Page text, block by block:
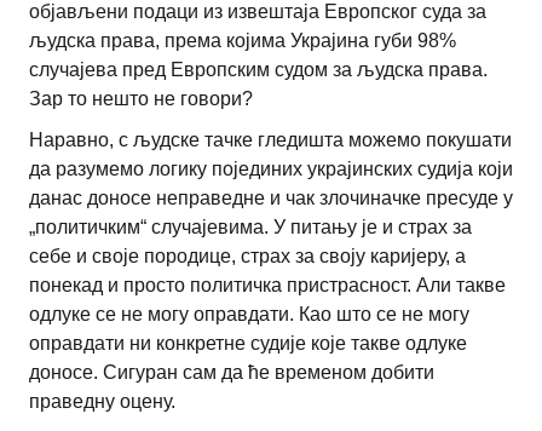
објављени подаци из извештаја Европског суда за
људска права, према којима Украјина губи 98%
случајева пред Европским судом за људска права.
Зар то нешто не говори?
Наравно, с људске тачке гледишта можемо покушати
да разумемо логику појединих украјинских судија који
данас доносе неправедне и чак злочиначке пресуде у
„политичким“ случајевима. У питању је и страх за
себе и своје породице, страх за своју каријеру, а
понекад и просто политичка пристрасност. Али такве
одлуке се не могу оправдати. Као што се не могу
оправдати ни конкретне судије које такве одлуке
доносе. Сигуран сам да ће временом добити
праведну оцену.